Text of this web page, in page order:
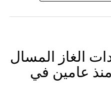
(شيريميتيفو ودوموديدوفو
بشرط حصولهم
الروسية على المعادن
الغاز المسال
عامين في